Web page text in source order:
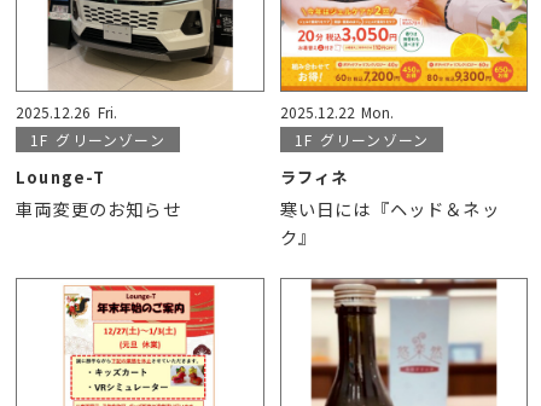
2025.12.26 Fri.
1F グリーンゾーン
Lounge-T
車両変更のお知らせ
2025.12.22 Mon.
1F グリーンゾーン
ラフィネ
寒い日には『ヘッド＆ネッ
ク』